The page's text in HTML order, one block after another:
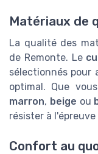
Matériaux de
La qualité des
de Remonte. Le
sélectionnés pour
optimal. Que
marron, beige ou
résister à
Confort au